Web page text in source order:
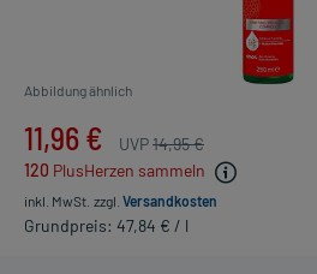
Abbildung ähnlich
11,96 € UVP14,95 €
120 PlusHerzen sammeln
inkl. MwSt. zzgl. Versandkosten
Grundpreis: 47,84 € / l